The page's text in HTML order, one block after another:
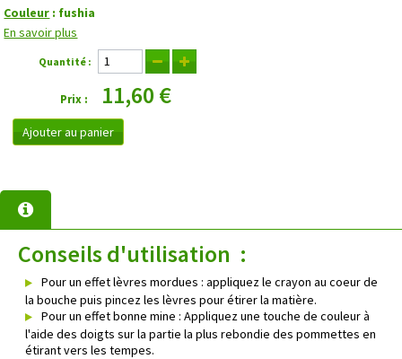
Couleur : fushia
En savoir plus
Quantité :
Prix : 11,60 €
Ajouter au panier
Conseils d'utilisation :
Pour un effet lèvres mordues : appliquez le crayon au coeur de
la bouche puis pincez les lèvres pour étirer la matière.
Pour un effet bonne mine : Appliquez une touche de couleur à
l'aide des doigts sur la partie la plus rebondie des pommettes en
étirant vers les tempes.